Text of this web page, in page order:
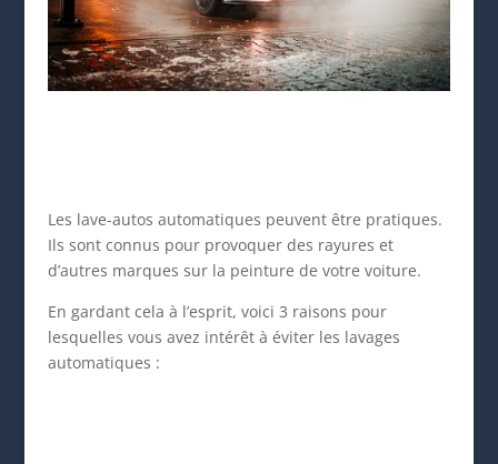
Les lave-autos automatiques peuvent être pratiques.
Ils sont connus pour provoquer des rayures et
d’autres marques sur la peinture de votre voiture.
En gardant cela à l’esprit, voici 3 raisons pour
lesquelles vous avez intérêt à éviter les lavages
automatiques :